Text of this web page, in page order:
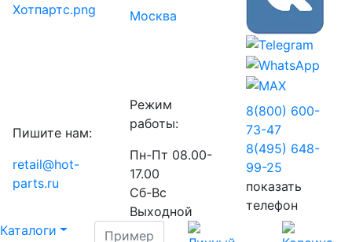
Москва
Пишите нам:
retail@hot-
parts.ru
Режим
работы:
Пн-Пт 08.00-
17.00
Сб-Вс
Выходной
8(800) 600-
73-47
8(495) 648-
99-25
показать
телефон
Каталоги